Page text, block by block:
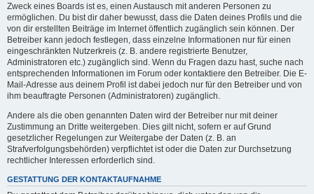
Zweck eines Boards ist es, einen Austausch mit anderen Personen zu
ermöglichen. Du bist dir daher bewusst, dass die Daten deines Profils und die
von dir erstellten Beiträge im Internet öffentlich zugänglich sein können. Der
Betreiber kann jedoch festlegen, dass einzelne Informationen nur für einen
eingeschränkten Nutzerkreis (z. B. andere registrierte Benutzer,
Administratoren etc.) zugänglich sind. Wenn du Fragen dazu hast, suche nach
entsprechenden Informationen im Forum oder kontaktiere den Betreiber. Die E-
Mail-Adresse aus deinem Profil ist dabei jedoch nur für den Betreiber und von
ihm beauftragte Personen (Administratoren) zugänglich.
Andere als die oben genannten Daten wird der Betreiber nur mit deiner
Zustimmung an Dritte weitergeben. Dies gilt nicht, sofern er auf Grund
gesetzlicher Regelungen zur Weitergabe der Daten (z. B. an
Strafverfolgungsbehörden) verpflichtet ist oder die Daten zur Durchsetzung
rechtlicher Interessen erforderlich sind.
GESTATTUNG DER KONTAKTAUFNAHME